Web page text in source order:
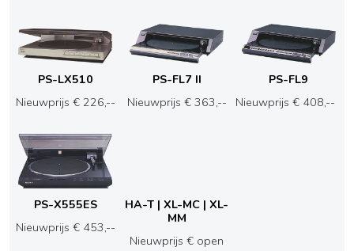
PS-LX510
Nieuwprijs € 226,--
PS-FL7 II
Nieuwprijs € 363,--
PS-FL9
Nieuwprijs € 408,--
PS-X555ES
Nieuwprijs € 453,--
HA-T | XL-MC | XL-
MM
Nieuwprijs € open